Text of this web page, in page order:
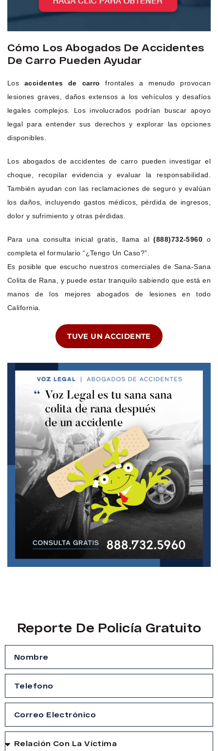
Cómo Los Abogados De Accidentes
De Carro Pueden Ayudar
Los accidentes de carro
frontales a menudo provocan
lesiones graves, daños extensos a los vehículos y desafíos
legales complejos. Los involucrados podrían buscar apoyo
legal para entender sus derechos y explorar las opciones
disponibles.
Los abogados de accidentes de carro pueden investigar el
choque, recopilar evidencia y evaluar la responsabilidad.
También ayudan con las reclamaciones de seguro y evalúan
los daños, incluyendo gastos médicos, pérdida de ingresos,
dolor y sufrimiento y otras pérdidas.
Para una consulta inicial gratis, llama al(888)732-5960 o
completa el formulario “¿Tengo Un Caso?”.
Es posible que escucho nuestros comerciales de Sana-Sana
Colita de Rana, y puede estar tranquilo sabiendo que está en
manos de los mejores abogados de lesiones en todo
California.
TUVE UN ACCIDENTE
Reporte De Policía Gratuito